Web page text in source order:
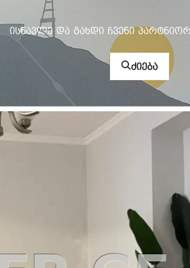
ისწავლე და გახდი ჩვენი
ძიება